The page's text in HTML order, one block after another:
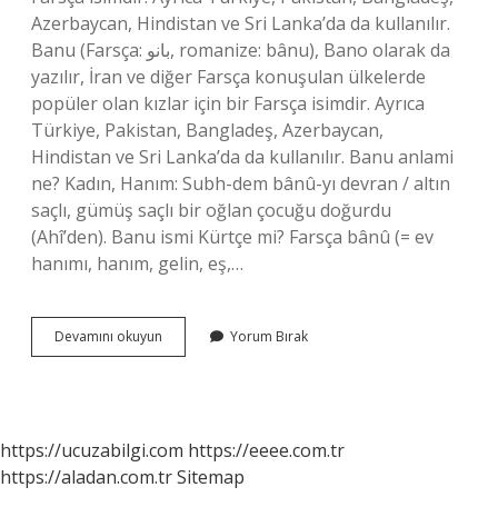
Azerbaycan, Hindistan ve Sri Lanka’da da kullanılır.
Banu (Farsça: بانو, romanize: bânu), Bano olarak da
yazılır, İran ve diğer Farsça konuşulan ülkelerde
popüler olan kızlar için bir Farsça isimdir. Ayrıca
Türkiye, Pakistan, Bangladeş, Azerbaycan,
Hindistan ve Sri Lanka’da da kullanılır. Banu anlami
ne? Kadın, Hanım: Subh-dem bânû-yı devran / altın
saçlı, gümüş saçlı bir oğlan çocuğu doğurdu
(Ahî’den). Banu ismi Kürtçe mi? Farsça bânû (= ev
hanımı, hanım, gelin, eş,…
Devamını okuyun
Kız
Yorum Bırak
https://ucuzabilgi.com https://eeee.com.tr
https://aladan.com.trSitemap